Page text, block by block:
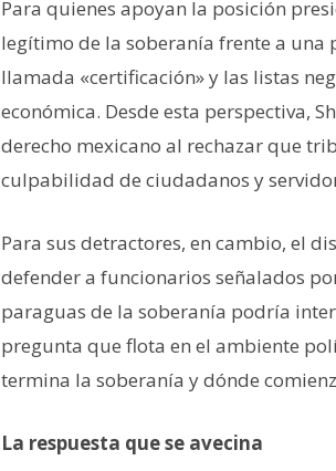
Para quienes apoyan la posición
legítimo de la soberanía frente a
llamada «certificación» y las listas
económica. Desde esta perspectiva,
derecho mexicano al rechazar que
culpabilidad de ciudadanos y
Para sus detractores, en cambio, el
defender a funcionarios señalados
paraguas de la soberanía podría
pregunta que flota en el ambiente
termina la soberanía y dónde
La respuesta que se avecina